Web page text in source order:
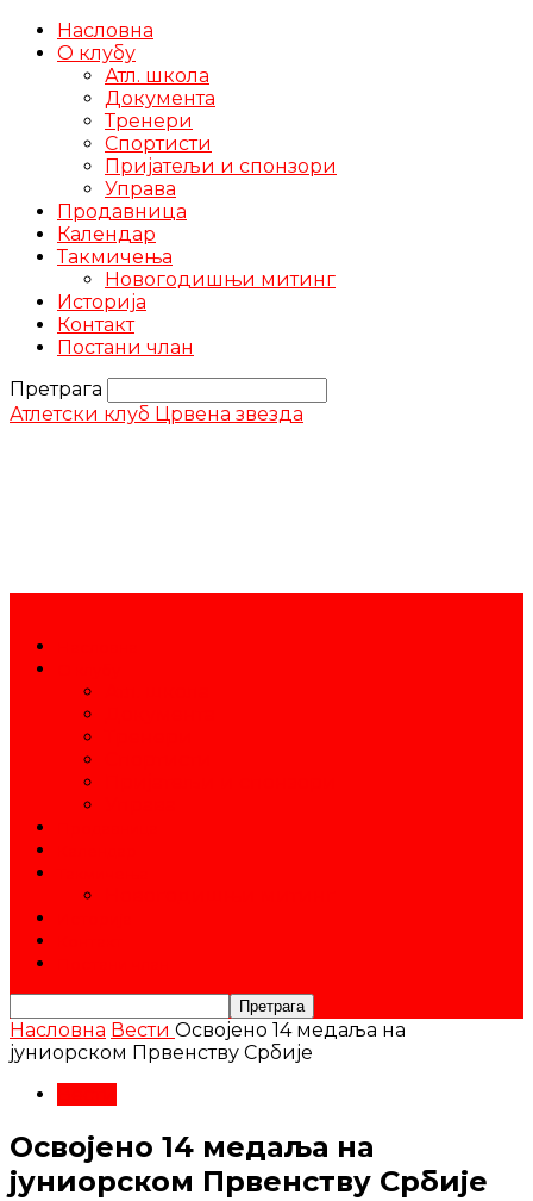
Насловна
О клубу
Атл. школа
Документа
Тренери
Спортисти
Пријатељи и спонзори
Управа
Продавница
Календар
Такмичења
Новогодишњи митинг
Историја
Контакт
Постани члан
Претрага
Атлетски клуб Црвена звезда
Насловна Вести Освојено 14 медаља на
јуниорском Првенству Србије
Освојено 14 медаља на
јуниорском Првенству Србије